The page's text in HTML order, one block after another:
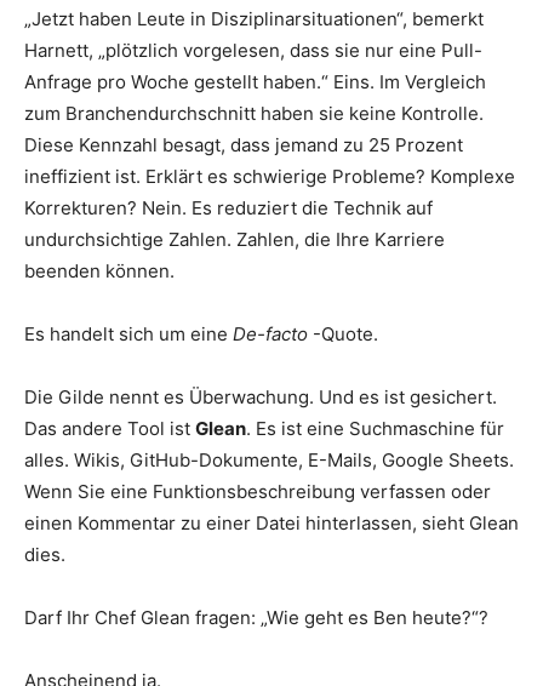
„Jetzt haben Leute in Disziplinarsituationen“, bemerkt
Harnett, „plötzlich vorgelesen, dass sie nur eine Pull-
Anfrage pro Woche gestellt haben.“ Eins. Im Vergleich
zum Branchendurchschnitt haben sie keine Kontrolle.
Diese Kennzahl besagt, dass jemand zu 25 Prozent
ineffizient ist. Erklärt es schwierige Probleme? Komplexe
Korrekturen? Nein. Es reduziert die Technik auf
undurchsichtige Zahlen. Zahlen, die Ihre Karriere
beenden können.
Es handelt sich um eine De-facto -Quote.
Die Gilde nennt es Überwachung. Und es ist gesichert.
Das andere Tool ist Glean. Es ist eine Suchmaschine für
alles. Wikis, GitHub-Dokumente, E-Mails, Google Sheets.
Wenn Sie eine Funktionsbeschreibung verfassen oder
einen Kommentar zu einer Datei hinterlassen, sieht Glean
dies.
Darf Ihr Chef Glean fragen: „Wie geht es Ben heute?“?
Anscheinend ja.